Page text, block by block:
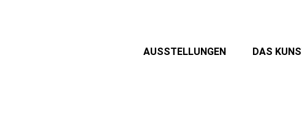
AUSSTELLUNGEN DAS